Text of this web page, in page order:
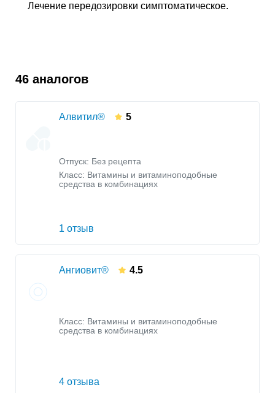
Лечение передозировки симптоматическое.
46 аналогов
Алвитил® 5
Отпуск: Без рецепта
Класс: Витамины и витаминоподобные
средства в комбинациях
1 отзыв
Ангиовит® 4.5
Класс: Витамины и витаминоподобные
средства в комбинациях
4 отзыва